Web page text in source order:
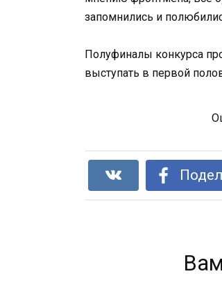
запомнились и
Полуфиналы конкурса
выступать в первой